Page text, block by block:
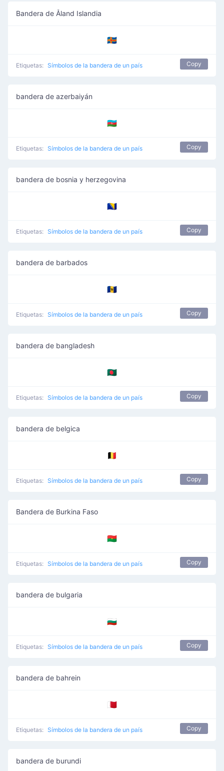
Bandera de Åland Islandia
🇦🇽
Etiquetas: Símbolos de la bandera de un país Copy
bandera de azerbaiyán
🇦🇿
Etiquetas: Símbolos de la bandera de un país Copy
bandera de bosnia y herzegovina
🇧🇦
Etiquetas: Símbolos de la bandera de un país Copy
bandera de barbados
🇧🇧
Etiquetas: Símbolos de la bandera de un país Copy
bandera de bangladesh
🇧🇩
Etiquetas: Símbolos de la bandera de un país Copy
bandera de belgica
🇧🇪
Etiquetas: Símbolos de la bandera de un país Copy
Bandera de Burkina Faso
🇧🇫
Etiquetas: Símbolos de la bandera de un país Copy
bandera de bulgaria
🇧🇬
Etiquetas: Símbolos de la bandera de un país Copy
bandera de bahrein
🇧🇭
Etiquetas: Símbolos de la bandera de un país Copy
bandera de burundi